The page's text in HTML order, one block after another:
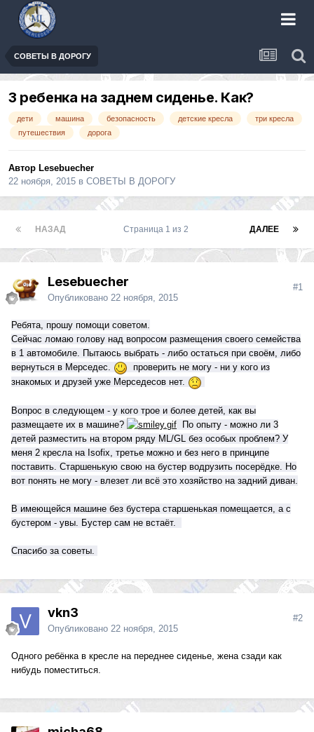
СОВЕТЫ В ДОРОГУ
3 ребенка на заднем сиденье. Как?
дети машина безопасность детские кресла
три кресла
путешествия
дорога
Автор Lesebuecher
22 ноября, 2015 в СОВЕТЫ В ДОРОГУ
НАЗАД ДАЛЕЕ
Страница 1 из 2
Lesebuecher
Опубликовано 22 ноября, 2015
#1
Ребята, прошу помощи советом.
Сейчас ломаю голову над вопросом размещения своего семейства
в 1 автомобиле. Пытаюсь выбрать - либо остаться при своём, либо
вернуться в Мерседес.
проверить не могу - ни у кого из
знакомых и друзей уже Мерседесов нет.
Вопрос в следующем - у кого трое и более детей, как вы
размещаете их в машине?
По опыту - можно ли 3
детей разместить на втором ряду ML/GL без особых проблем? У
меня 2 кресла на Isofix, третье можно и без него в принципе
поставить. Старшенькую свою на бустер водрузить посерёдке. Но
вот понять не могу - влезет ли всё это хозяйство на задний диван.
В имеющейся машине без бустера старшенькая помещается, а с
бустером - увы. Бустер сам не встаёт.
Спасибо за советы.
vkn3
Опубликовано 22 ноября, 2015
#2
Одного ребёнка в кресле на переднее сиденье, жена сзади как
нибудь поместиться.